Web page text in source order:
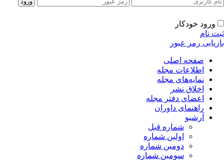
ورود خودکار
نام
رمز عبور
صفحه اصلی
اطلاعات مجله
نمایه‌های مجله
اخلاق نشر
اعضای دفتر مجله
راهنمای داوران
آرشیو
شماره قبل
اولین شماره
دومین شماره
سومین شماره